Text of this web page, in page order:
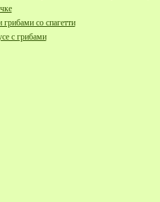
со спагетти
с грибами